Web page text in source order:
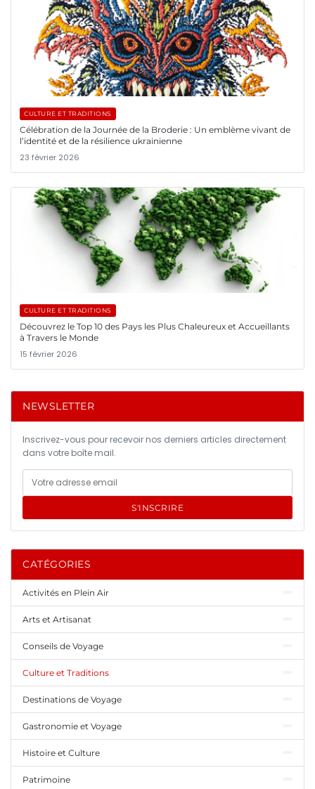
CULTURE ET TRADITIONS
Célébration de la Journée de la Broderie : Un emblème vivant de
l’identité et de la résilience ukrainienne
23 février 2026
CULTURE ET TRADITIONS
Découvrez le Top 10 des Pays les Plus Chaleureux et Accueillants
à Travers le Monde
15 février 2026
NEWSLETTER
Inscrivez-vous pour recevoir nos derniers articles directement
dans votre boîte mail.
S'INSCRIRE
CATÉGORIES
Activités en Plein Air
Arts et Artisanat
Conseils de Voyage
Culture et Traditions
Destinations de Voyage
Gastronomie et Voyage
Histoire et Culture
Patrimoine